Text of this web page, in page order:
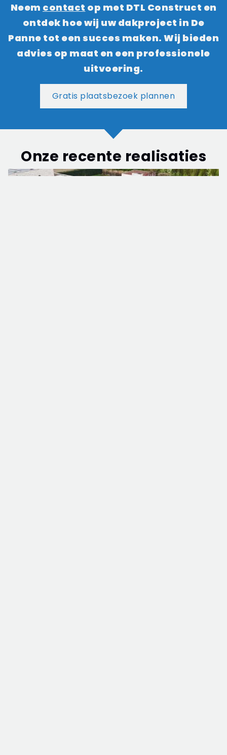
Neem contact op met DTL Construct en
ontdek hoe wij uw dakproject in De
Panne tot een succes maken. Wij bieden
advies op maat en een professionele
uitvoering.
Gratis plaatsbezoek plannen
Onze recente realisaties